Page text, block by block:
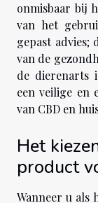
onmisbaar bij
van het
gepast advies;
van de
de dierenarts
een veilige en
van CBD en
Het
product
Wanneer u als